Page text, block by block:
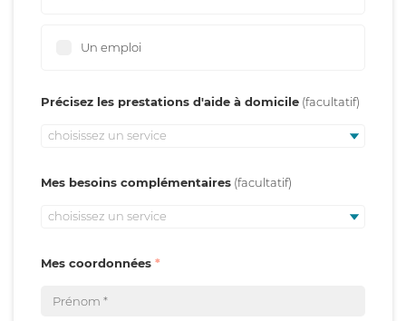
Un emploi
Précisez les prestations d'aide à domicile
choisissez un service
Mes besoins complémentaires
choisissez un service
Mes coordonnées